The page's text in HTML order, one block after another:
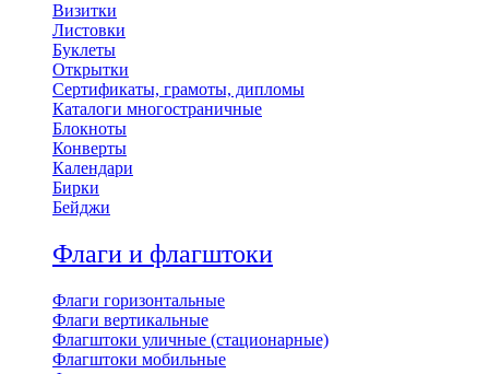
Визитки
Листовки
Буклеты
Открытки
Сертификаты, грамоты, дипломы
Каталоги многостраничные
Блокноты
Конверты
Календари
Бирки
Бейджи
Флаги и флагштоки
Флаги горизонтальные
Флаги вертикальные
Флагштоки уличные (стационарные)
Флагштоки мобильные